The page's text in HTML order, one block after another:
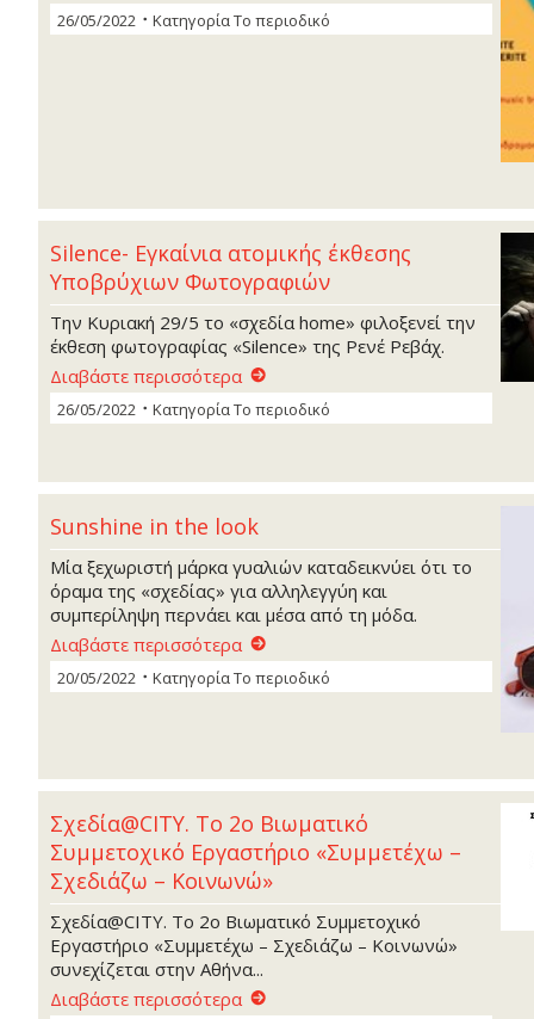
26/05/2022 ΚατηγορίαΤο περιοδικό
Silence- Εγκαίνια ατομικής έκθεσης
Υποβρύχιων Φωτογραφιών
Την Κυριακή 29/5 το «σχεδία home» φιλοξενεί την
έκθεση φωτογραφίας «Silence» της Ρενέ Ρεβάχ.
Διαβάστε περισσότερα
26/05/2022 ΚατηγορίαΤο περιοδικό
Sunshine in the look
Μία ξεχωριστή μάρκα γυαλιών καταδεικνύει ότι το
όραμα της «σχεδίας» για αλληλεγγύη και
συμπερίληψη περνάει και μέσα από τη μόδα.
Διαβάστε περισσότερα
20/05/2022 ΚατηγορίαΤο περιοδικό
Σχεδία@CITY. Το 2ο Βιωματικό
Συμμετοχικό Εργαστήριο «Συμμετέχω –
Σχεδιάζω – Κοινωνώ»
Σχεδία@CITY. Το 2ο Βιωματικό Συμμετοχικό
Εργαστήριο «Συμμετέχω – Σχεδιάζω – Κοινωνώ»
συνεχίζεται στην Αθήνα...
Διαβάστε περισσότερα